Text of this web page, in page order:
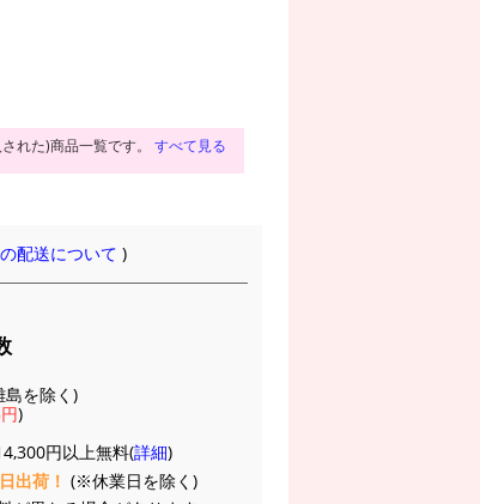
れた)商品一覧です。 すべて見る
配送について )
を除く)
)
円以上無料(詳細)
出荷！ (※休業日を除く)